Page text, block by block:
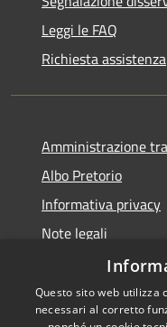
Leggi le FAQ
Richiesta assistenza
Amministrazione
Albo Pretorio
Informativa privacy
Note legali
Dichiarazione di
Questo sito web utilizza
necessari al corretto